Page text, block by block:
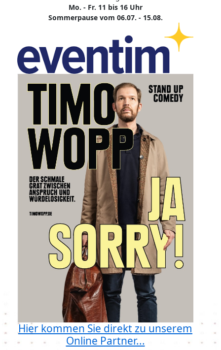
Mo. - Fr. 11 bis 16 Uhr
Sommerpause vom 06.07. - 15.08.
Hier kommen Sie direkt zu unserem
Online Partner...